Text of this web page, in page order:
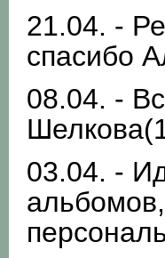
21.04. -
спасибо
08.04. -
03.04. -